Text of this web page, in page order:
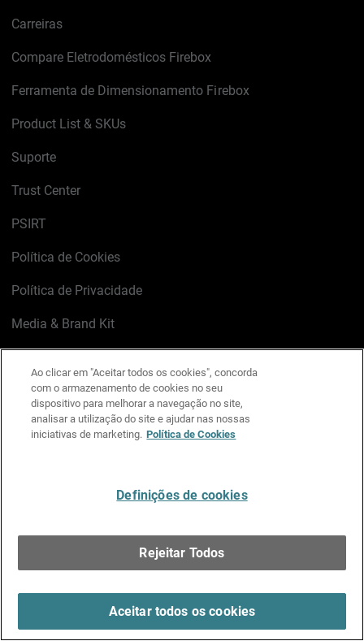
Carreiras
Compare Eletrodomésticos Firebox
Ferramenta de Dimensionamento Firebox
Product List & SKUs
Suporte
Trust Center
PSIRT
Política de Cookies
Política de Privacidade
Media & Brand Kit
LinkedIn
X FacebookInstagram
YouTube
Ao clicar em "Aceitar todos os cookies", concorda
com o armazenamento de cookies no seu
dispositivo para melhorar a navegação no site,
analisar a utilização do site e ajudar nas nossas
iniciativas de marketing. Política de Cookies
Definições de cookies
Rejeitar Todos
Aceitar todos os cookies